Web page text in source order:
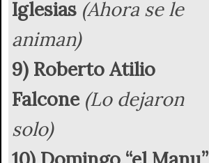
Iglesias (Ahora se le
animan)
9) Roberto Atilio
Falcone (Lo dejaron
solo)